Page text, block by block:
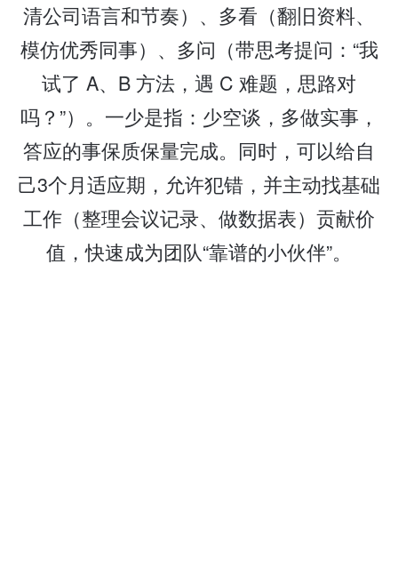
清公司语言和节奏）、多看（翻旧资料、
模仿优秀同事）、多问（带思考提问：“我
试了 A、B 方法，遇 C 难题，思路对
吗？”）。一少是指：少空谈，多做实事，
答应的事保质保量完成。同时，可以给自
己3个月适应期，允许犯错，并主动找基础
工作（整理会议记录、做数据表）贡献价
值，快速成为团队“靠谱的小伙伴”。